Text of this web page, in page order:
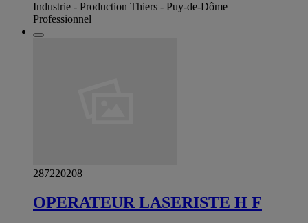
Industrie - Production Thiers - Puy-de-Dôme
Professionnel
287220208
OPERATEUR LASERISTE H F